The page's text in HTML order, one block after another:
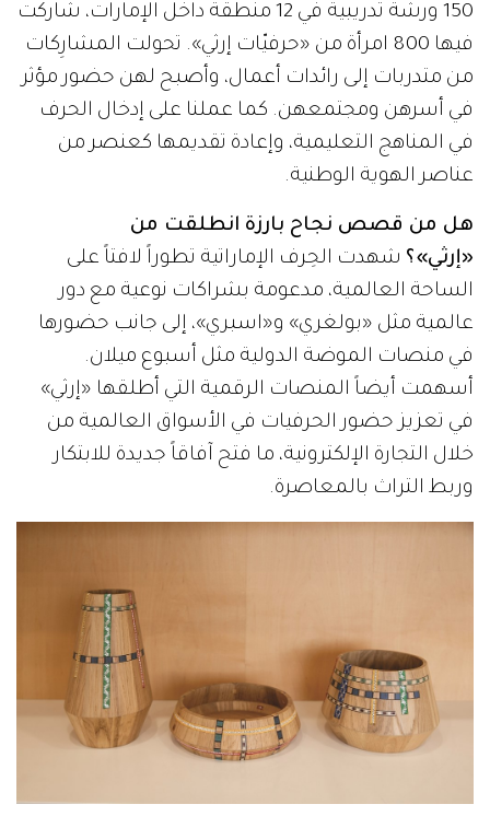
150 ورشة تدريبية في 12 منطقة داخل الإمارات، شاركت
فيها 800 امرأة من «حرفيّات إرثي». تحولت المشارِكات
من متدربات إلى رائدات أعمال، وأصبح لهن حضور مؤثر
في أسرهن ومجتمعهن. كما عملنا على إدخال الحرف
في المناهج التعليمية، وإعادة تقديمها كعنصر من
عناصر الهوية الوطنية.
هل من قصص نجاح بارزة انطلقت من
«إرثي»؟ شهدت الحِرف الإماراتية تطوراً لافتاً على
الساحة العالمية، مدعومة بشراكات نوعية مع دور
عالمية مثل «بولغري» و«اسبري»، إلى جانب حضورها
في منصات الموضة الدولية مثل أسبوع ميلان.
أسهمت أيضاً المنصات الرقمية التي أطلقها «إرثي»
في تعزيز حضور الحرفيات في الأسواق العالمية من
خلال التجارة الإلكترونية، ما فتح آفاقاً جديدة للابتكار
وربط التراث بالمعاصرة.